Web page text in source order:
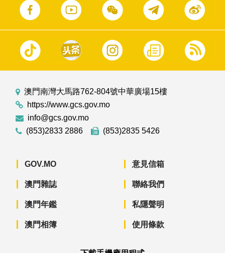
澳門南灣大馬路762-804號中華廣場15樓
https://www.gcs.gov.mo
info@gcs.gov.mo
(853)2833 2886
(853)2835 5426
GOV.MO
澳門雜誌
澳門年鑑
澳門相簿
意見信箱
聯絡我們
私隱聲明
使用條款